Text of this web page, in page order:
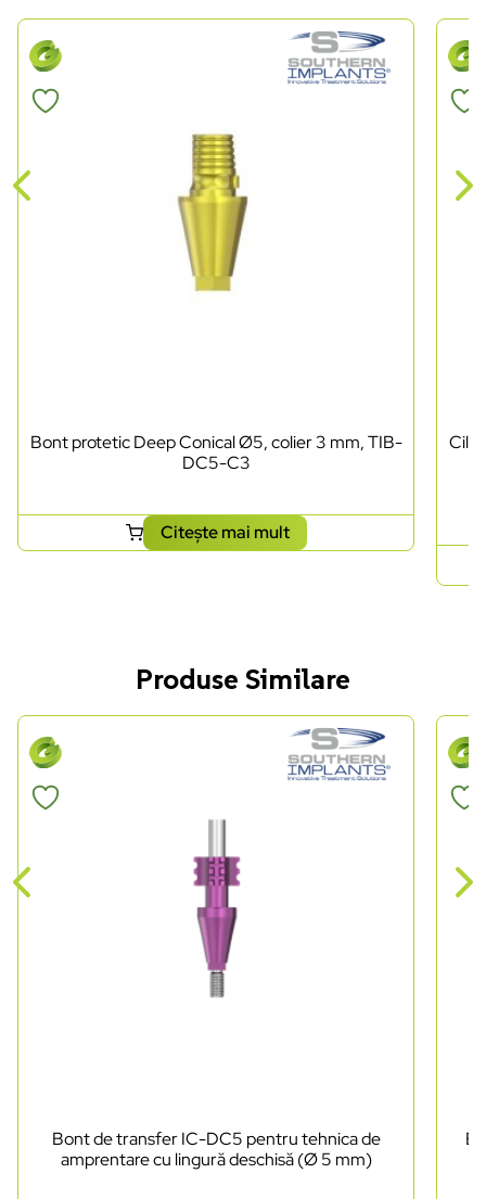
Bont protetic Deep Conical Ø5, colier 3 mm, TIB-
DC5-C3
Citește mai mult
Produse Similare
Bont de transfer IC-DC5 pentru tehnica de
amprentare cu lingură deschisă (Ø 5 mm)